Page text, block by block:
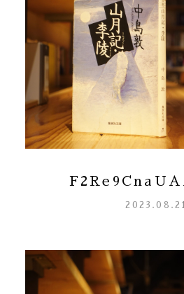
2023.08.21